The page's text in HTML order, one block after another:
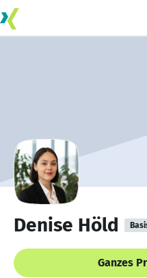
Denise Höld
Ganzes